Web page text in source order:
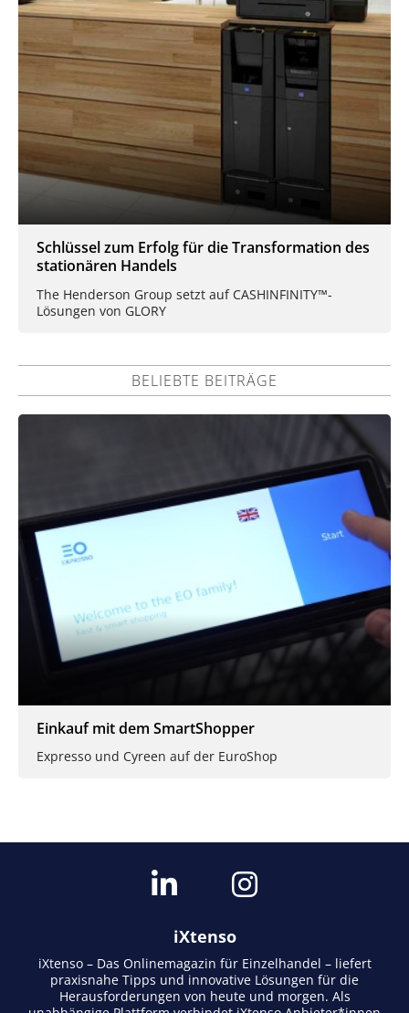
Schlüssel zum Erfolg für die Transformation des
stationären Handels
The Henderson Group setzt auf CASHINFINITY™-
Lösungen von GLORY
BELIEBTE BEITRÄGE
Einkauf mit dem SmartShopper
Expresso und Cyreen auf der EuroShop
iXtenso
iXtenso – Das Onlinemagazin für Einzelhandel – liefert
praxisnahe Tipps und innovative Lösungen für die
Herausforderungen von heute und morgen. Als